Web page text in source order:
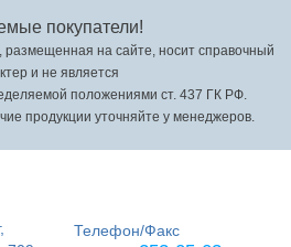
покупатели!
на сайте, носит справочный
и не является
положениями ст. 437 ГК РФ.
продукции уточняйте у менеджеров.
Телефон/Факс